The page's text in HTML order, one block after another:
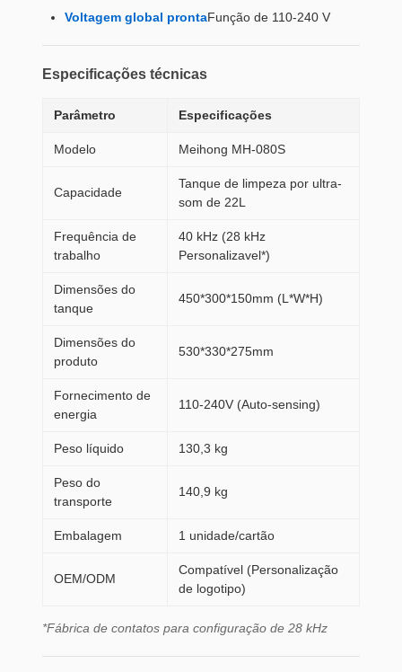
Voltagem global prontaFunção de 110-240 V
Especificações técnicas
Parâmetro Especificações
Modelo Meihong MH-080S
Capacidade
Tanque de limpeza por ultra-
som de 22L
Frequência de
trabalho
40 kHz (28 kHz
Personalizavel*)
Dimensões do
tanque
450*300*150mm (L*W*H)
Dimensões do
produto
530*330*275mm
Fornecimento de
energia
110-240V (Auto-sensing)
Peso líquido 130,3 kg
Peso do
transporte
140,9 kg
Embalagem 1 unidade/cartão
OEM/ODM
Compatível (Personalização
de logotipo)
*Fábrica de contatos para configuração de 28 kHz